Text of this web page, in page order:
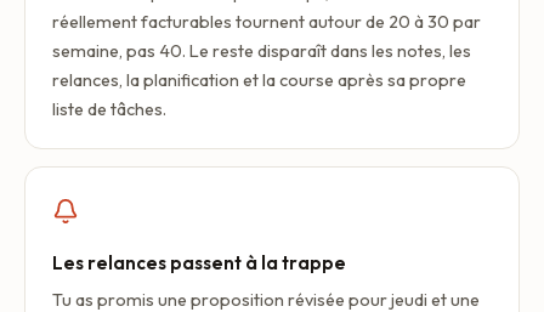
réellement facturables tournent autour de 20 à 30 par
semaine, pas 40. Le reste disparaît dans les notes, les
relances, la planification et la course après sa propre
liste de tâches.
Les relances passent à la trappe
Tu as promis une proposition révisée pour jeudi et une